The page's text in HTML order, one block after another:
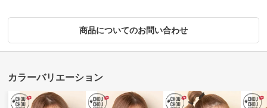
商品についてのお問い合わせ